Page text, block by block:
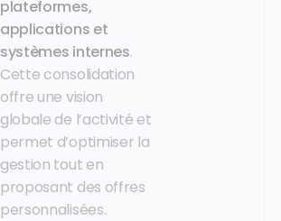
plateformes,
applications et
systèmes internes.
Cette consolidation
offre une vision
globale de l’activité et
permet d’optimiser la
gestion tout en
proposant des offres
personnalisées.